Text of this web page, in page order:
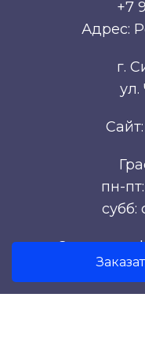
+7
Адрес:
г.
ул.
пн-
субб:
Эл. почта: